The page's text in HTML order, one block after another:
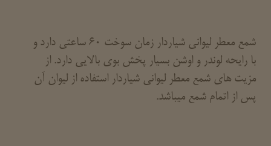
شمع معطر لیوانی شیاردار زمان سوخت 60 ساعتی دارد و
با رایحه لوندر و اوشن بسیار پخش بوی بالایی دارد. از
مزیت های شمع معطر لیوانی شیاردار استفاده از لیوان آن
پس از اتمام شمع میباشد.